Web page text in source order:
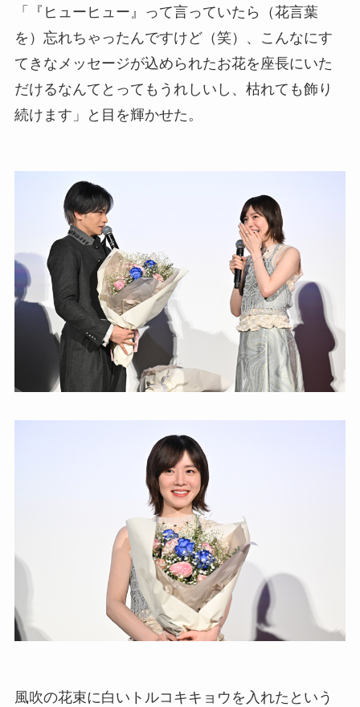
「『ヒューヒュー』って言っていたら（花言葉
を）忘れちゃったんですけど（笑）、こんなにす
てきなメッセージが込められたお花を座長にいた
だけるなんてとってもうれしいし、枯れても飾り
続けます」と目を輝かせた。
風吹の花束に白いトルコキキョウを入れたという